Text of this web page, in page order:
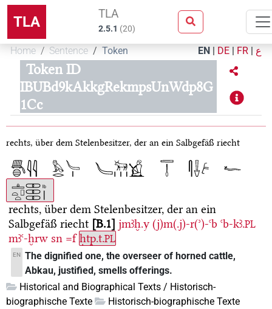
TLA TLA
2.5.1 (20)
Home Sentence Token EN | DE | FR | ع
Token ID
IBUBd9kAkkgRekmpsUnWdp8G
1Cc
rechts, über dem Stelenbesitzer, der an ein Salbgefäß riecht
rechts, über dem Stelenbesitzer, der an ein
Salbgefäß riecht B.1 jmꜣḫ.y (j)m(.j)-r(ʾ)-ꜥb ꜥb-kꜣ.PL
mꜣꜥ-ḫrw sn =f ḥtp.t.PL
EN The dignified one, the overseer of horned cattle,
Abkau, justified, smells offerings.
Historical and Biographical Texts / Historisch-
biographische Texte
Historisch-biographische Texte